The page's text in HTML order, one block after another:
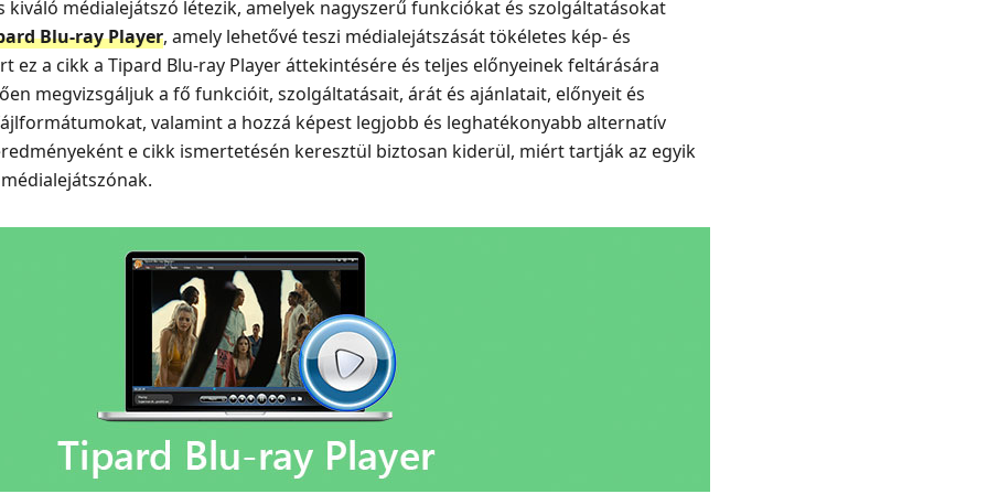
kiváló médialejátszó létezik, amelyek nagyszerű funkciókat és szolgáltatásokat
Blu-ray Player, amely lehetővé teszi médialejátszását tökéletes kép- és
ez a cikk a Tipard Blu-ray Player áttekintésére és teljes előnyeinek feltárására
megvizsgáljuk a fő funkcióit, szolgáltatásait, árát és ajánlatait, előnyeit és
valamint a hozzá képest legjobb és leghatékonyabb alternatív
e cikk ismertetésén keresztül biztosan kiderül, miért tartják az egyik